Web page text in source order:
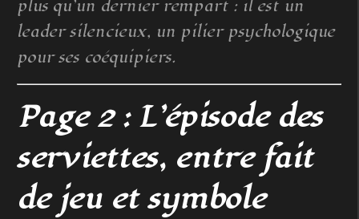
plus qu’un dernier rempart : il est un
leader silencieux, un pilier psychologique
pour ses coéquipiers.
Page 2 : L’épisode des
serviettes, entre fait
de jeu et symbole